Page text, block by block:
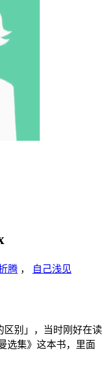
腾 ， 自己浅见
区别」，当时刚好在读
选集》这本书，里面